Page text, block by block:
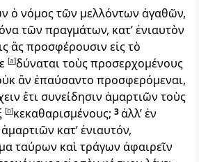
ὁ νόμος τῶν μελλόντων ἀγαθῶν,
τῶν πραγμάτων, κατ’ ἐνιαυτὸν
ἃς προσφέρουσιν εἰς τὸ
[a]δύναται τοὺς προσερχομένους
ἂν ἐπαύσαντο προσφερόμεναι,
ἔτι συνείδησιν ἁμαρτιῶν τοὺς
[b]κεκαθαρισμένους; 3ἀλλ’ ἐν
κατ’ ἐνιαυτόν,
ταύρων καὶ τράγων ἀφαιρεῖν